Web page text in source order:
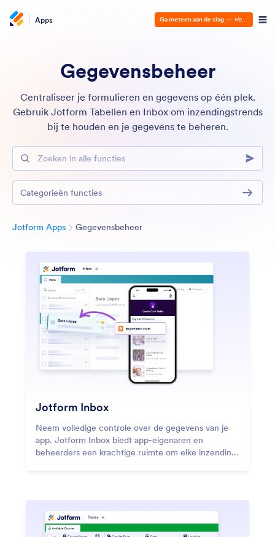
Apps Ga meteen aan de slag — Het is gratis!
Gegevensbeheer
Centraliseer je formulieren en gegevens op één plek.
Gebruik Jotform Tabellen en Inbox om inzendingstrends
bij te houden en je gegevens te beheren.
Zoeken in alle functies
Jotform Apps GegevensbeheerCategorie
Jotform Inbox
Neem volledige controle over de gegevens van je
app. Jotform Inbox biedt app-eigenaren en
beheerders een krachtige ruimte om elke inzending
Categorieën functies